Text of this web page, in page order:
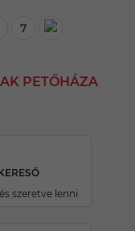
7
PETŐHÁZA
szeretve lenni